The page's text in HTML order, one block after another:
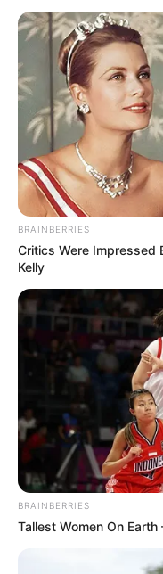
BRAINBERRIES
Critics Were Impressed
Kelly
BRAINBERRIES
Tallest Women On